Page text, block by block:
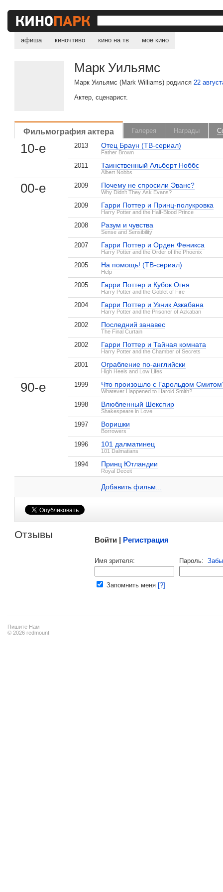
афиша киночтиво кино на тв мое кино
Марк Уильямс
Марк Уильямс (Mark Williams) родился22
Актер, сценарист.
Фильмография актера Галерея Награды
10-е 2013 Отец Браун (ТВ-сериал)
Father Brown
2011 Таинственный Альберт Ноббс
Albert Nobbs
00-е 2009 Почему не спросили Эванс?
Why Didn't They Ask Evans?
2009 Гарри Поттер и Принц-полукровка
Harry Potter and the Half-Blood Prince
2008 Разум и чувства
Sense and Sensibility
2007 Гарри Поттер и Орден Феникса
Harry Potter and the Order of the Phoenix
2005 На помощь! (ТВ-сериал)
Help
2005 Гарри Поттер и Кубок Огня
Harry Potter and the Goblet of Fire
2004 Гарри Поттер и Узник Азкабана
Harry Potter and the Prisoner of Azkaban
2002 Последний занавес
The Final Curtain
2002 Гарри Поттер и Тайная комната
Harry Potter and the Chamber of Secrets
2001 Ограбление по-английски
High Heels and Low Lifes
90-е 1999 Что произошло с Гарольдом
Whatever Happened to Harold Smith?
1998 Влюбленный Шекспир
Shakespeare in Love
1997 Воришки
Borrowers
1996 101 далматинец
101 Dalmatians
1994 Принц Ютландии
Royal Deceit
Добавить фильм...
Марк Уильямс на IMDB.com
Отзывы
, поделитесь своим мнением
Войти | Регистрация
Имя зрителя: Пароль:
Запомнить меня [?]
Пишите Нам
© 2026 redmount